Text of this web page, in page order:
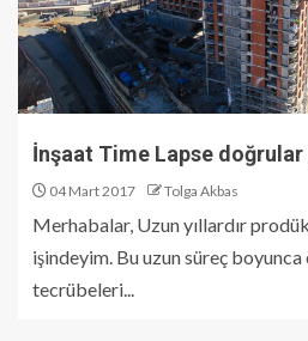
İnşaat Time Lapse doğrular
04 Mart 2017 Tolga Akbas
Merhabalar, Uzun yıllardır
işindeyim. Bu uzun süreç
tecrübeleri...